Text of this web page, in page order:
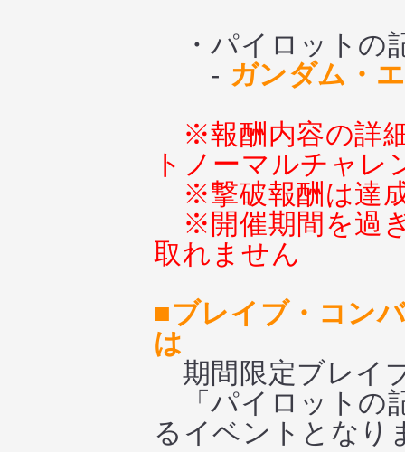
・パイロットの
- ガンダム・
※報酬内容の詳
トノーマルチャ
※撃破報酬は達
※開催期間を過
取れません
■ブレイブ・コン
は
期間限定ブレイ
「パイロットの
るイベントとなり